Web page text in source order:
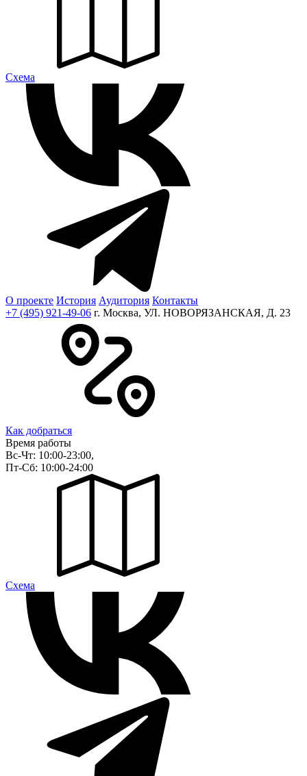
Cхема
О проекте История Аудитория Контакты
+7 (495) 921-49-06 г. Москва, УЛ. НОВОРЯЗАНСКАЯ, Д. 23
Как добраться
Время работы
Вс-Чт: 10:00-23:00,
Пт-Сб: 10:00-24:00
Cхема